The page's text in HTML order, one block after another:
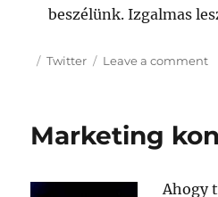
beszélünk. Izgalmas
Posted
Categories
Twitter Leave a commenton
Marketing
Ahogy